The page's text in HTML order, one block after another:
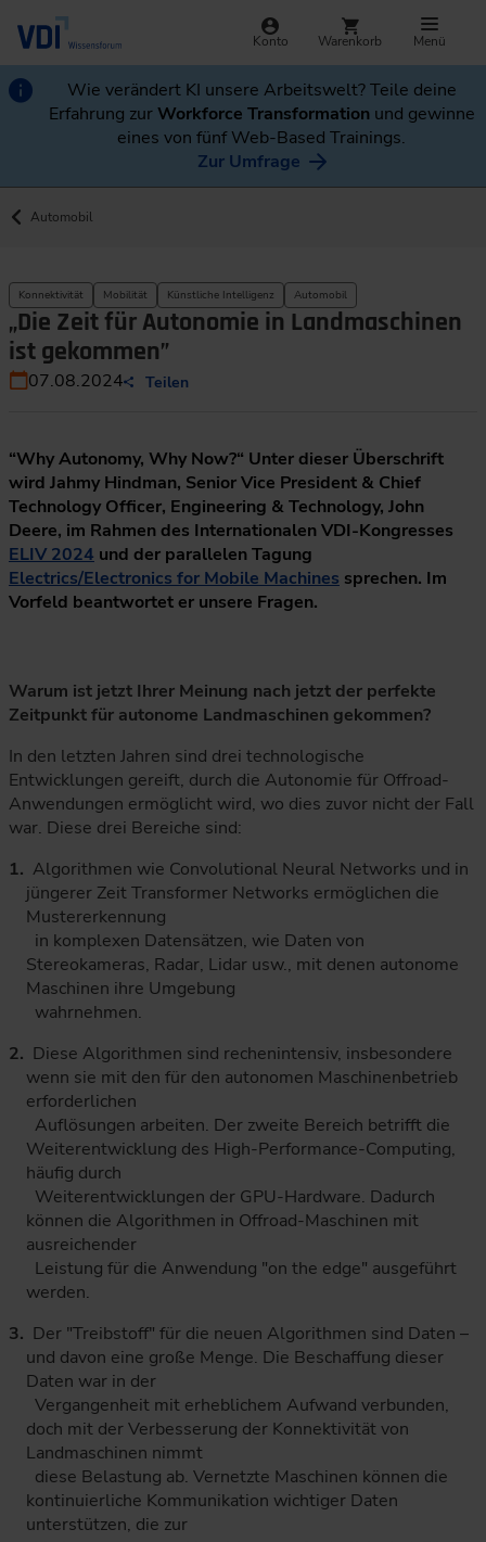
Konto Warenkorb Menü
Wie verändert KI unsere Arbeitswelt? Teile deine
Erfahrung zurWorkforce Transformation und gewinne
eines von fünf Web-Based Trainings.
Zur Umfrage
Automobil
Konnektivität Mobilität Künstliche Intelligenz Automobil
„Die Zeit für Autonomie in Landmaschinen
ist gekommen”
07.08.2024 Teilen
“Why Autonomy, Why Now?“ Unter dieser Überschrift
wird Jahmy Hindman, Senior Vice President & Chief
Technology Officer, Engineering & Technology, John
Deere, im Rahmen des Internationalen VDI-Kongresses
ELIV 2024 und der parallelen Tagung
Electrics/Electronics for Mobile Machines sprechen. Im
Vorfeld beantwortet er unsere Fragen.
Warum ist jetzt Ihrer Meinung nach jetzt der perfekte
Zeitpunkt für autonome Landmaschinen gekommen?
In den letzten Jahren sind drei technologische
Entwicklungen gereift, durch die Autonomie für Offroad-
Anwendungen ermöglicht wird, wo dies zuvor nicht der Fall
war. Diese drei Bereiche sind:
Algorithmen wie Convolutional Neural Networks und in
jüngerer Zeit Transformer Networks ermöglichen die
Mustererkennung
in komplexen Datensätzen, wie Daten von
Stereokameras, Radar, Lidar usw., mit denen autonome
Maschinen ihre Umgebung
wahrnehmen.
Diese Algorithmen sind rechenintensiv, insbesondere
wenn sie mit den für den autonomen Maschinenbetrieb
erforderlichen
Auflösungen arbeiten. Der zweite Bereich betrifft die
Weiterentwicklung des High-Performance-Computing,
häufig durch
Weiterentwicklungen der GPU-Hardware. Dadurch
können die Algorithmen in Offroad-Maschinen mit
ausreichender
Leistung für die Anwendung "on the edge" ausgeführt
werden.
Der "Treibstoff" für die neuen Algorithmen sind Daten –
und davon eine große Menge. Die Beschaffung dieser
Daten war in der
Vergangenheit mit erheblichem Aufwand verbunden,
doch mit der Verbesserung der Konnektivität von
Landmaschinen nimmt
diese Belastung ab. Vernetzte Maschinen können die
kontinuierliche Kommunikation wichtiger Daten
unterstützen, die zur